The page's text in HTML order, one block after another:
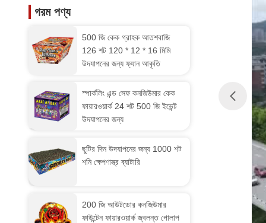
গরম পণ্য
500 জি কেক গ্রাহক আতশবাজি
126 শট 120 * 12 * 16 মিমি
উদযাপনের জন্য ফ্যান আকৃতি
স্পার্কলিং এন্ড সেফ কনজিউমার কেক
ফায়ারওয়ার্ক 24 শট 500 জি ইভেন্ট
উদযাপনের জন্য
ছুটির দিন উদযাপনের জন্য 1000 শট
শনি ক্ষেপণাস্ত্র ব্যাটারি
200 জি আউটডোর কনজিউমার
ফাউন্টেন ফায়ারওয়ার্ক জ্বলন্ত গোলাপ